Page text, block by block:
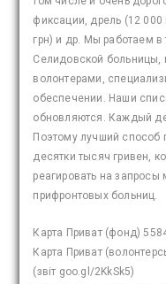
фиксации, дрель (12
грн) и др. Мы работаем в
Селидовской больницы,
волонтерами,
обеспечении. Наши
обновляются. Каждый
Поэтому лучший
десятки тысяч гривен,
реагировать на
прифронтовых больниц.
Карта Приват (фонд)
Карта Приват
(звіт goo.gl/2KkSk5)